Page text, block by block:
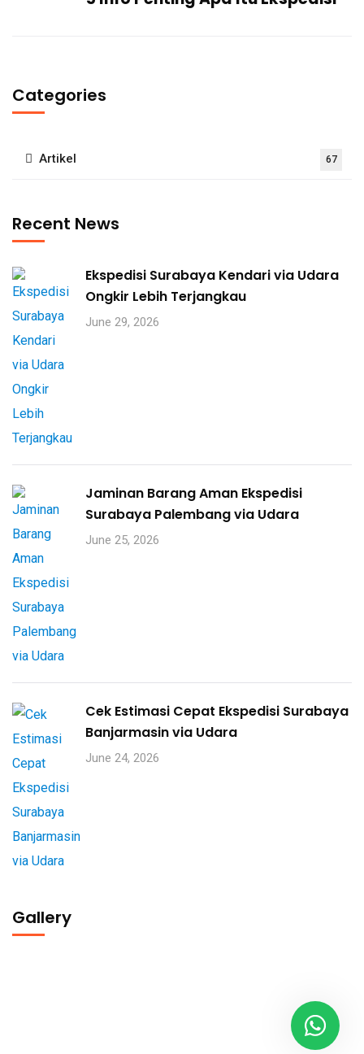
Categories
Artikel 67
Recent News
Ekspedisi Surabaya Kendari via Udara
Ongkir Lebih Terjangkau
June 29, 2026
Jaminan Barang Aman Ekspedisi
Surabaya Palembang via Udara
June 25, 2026
Cek Estimasi Cepat Ekspedisi Surabaya
Banjarmasin via Udara
June 24, 2026
Gallery